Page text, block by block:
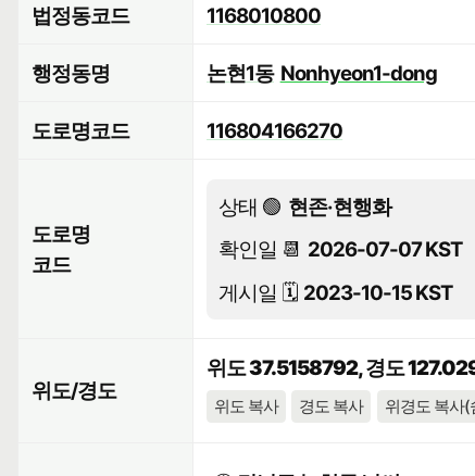
법정동코드 1168010800
행정동명 논현1동 Nonhyeon1-dong
도로명코드 116804166270
도로명
코드
상태 🟢 현존·현행화
확인일 📆 2026-07-07 KST
게시일 🗓️ 2023-10-15 KST
위도/경도
위도 37.5158792, 경도
위도 복사 경도 복사 위경도 복사(